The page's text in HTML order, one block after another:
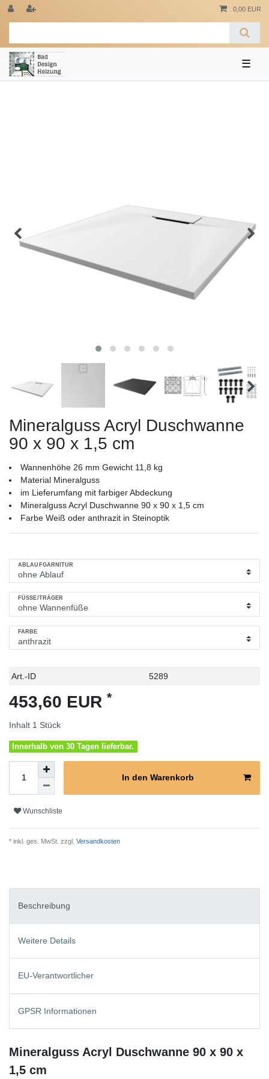
0,00 EUR
☰
Mineralguss Acryl Duschwanne
90 x 90 x 1,5 cm
Wannenhöhe 26 mm Gewicht 11,8 kg
Material Mineralguss
im Lieferumfang mit farbiger Abdeckung
Mineralguss Acryl Duschwanne 90 x 90 x 1,5 cm
Farbe Weiß oder anthrazit in Steinoptik
ABLAUFGARNITUR
FÜSSE/TRÄGER
FARBE
Technisches
Wert
Art.-ID 5289
453,60 EUR *
Inhalt 1 Stück
Innerhalb von 30 Tagen lieferbar.
In den Warenkorb
Wunschliste
* inkl. ges. MwSt. zzgl. Versandkosten
Beschreibung
Weitere Details
EU-Verantwortlicher
GPSR Informationen
Mineralguss Acryl Duschwanne 90 x 90 x
1,5 cm